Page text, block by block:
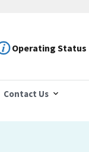
Operating Status
Contact Us